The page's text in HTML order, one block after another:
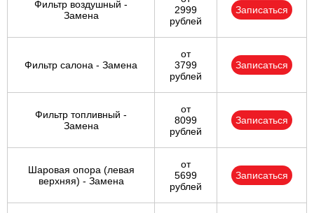
Фильтр воздушный -
Замена
2999
рублей
Записаться
Фильтр салона - Замена
от
3799
рублей
Записаться
Фильтр топливный -
Замена
от
8099
рублей
Записаться
Шаровая опора (левая
верхняя) - Замена
от
5699
рублей
Записаться